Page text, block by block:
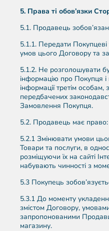
5. Права ті обов’язки
5.1. Продавець
5.1.1. Передати Покупцеві
умов цього Договору та
5.1.2. Не розголошувати
інформацію про Покупця і
інформації третім
передбачених
Замовлення Покупця.
5.2. Продавець має право:
5.2.1 Змінювати умови
Товари та послуги, в
розміщуючи їх на сайті
набувають чинності з
5.3 Покупець
5.3.1 До моменту
змістом Договору,
запропонованими
магазину.